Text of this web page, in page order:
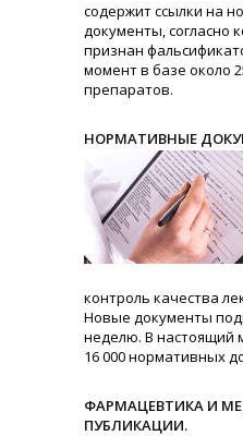
содержит ссылки на
документы, согласно
признан
момент в базе около
препаратов.
НОРМАТИВНЫЕ
контроль качества
Новые документы
неделю. В настоящий
16 000 нормативных
ФАРМАЦЕВТИКА И
ПУБЛИКАЦИИ.